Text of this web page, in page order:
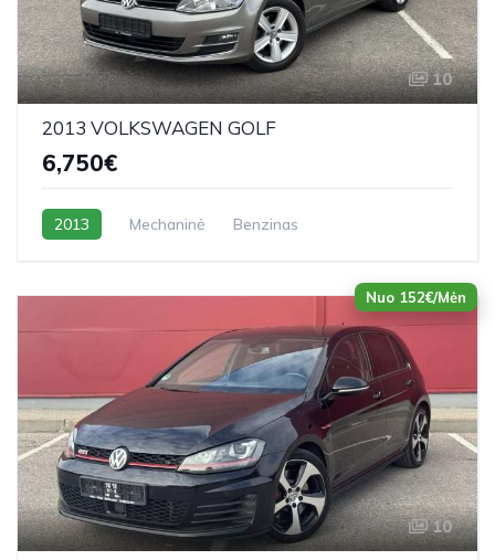
10
2013 VOLKSWAGEN GOLF
6,750€
2013 Mechaninė Benzinas
Nuo 152€/Mėn
10